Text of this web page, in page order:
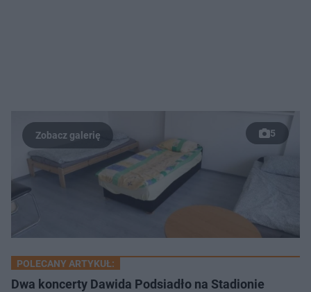
5
POLECANY ARTYKUŁ:
Dwa koncerty Dawida Podsiadło na Stadionie